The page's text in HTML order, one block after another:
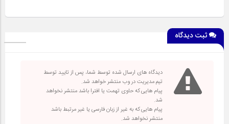
ثبت دیدگاه
دیدگاه های ارسال شده توسط شما، پس از تایید توسط
تیم مدیریت در وب منتشر خواهد شد.
پیام هایی که حاوی تهمت یا افترا باشد منتشر نخواهد
شد.
پیام هایی که به غیر از زبان فارسی یا غیر مرتبط باشد
منتشر نخواهد شد.